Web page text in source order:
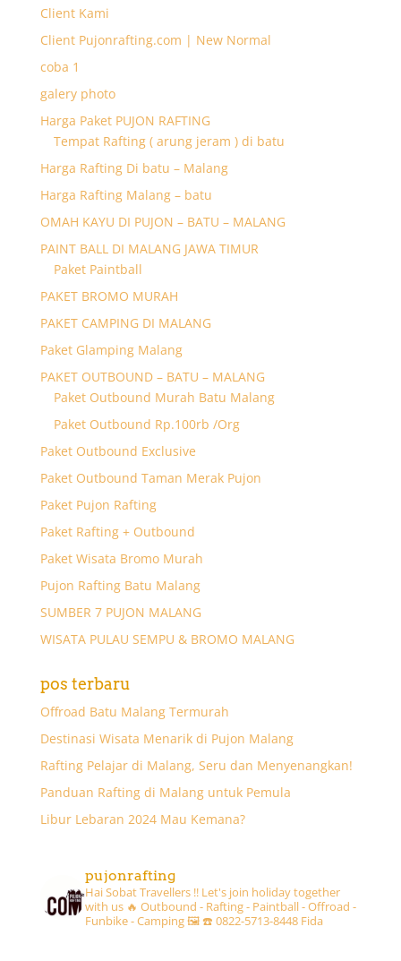
Client Kami
Client Pujonrafting.com | New Normal
coba 1
galery photo
Harga Paket PUJON RAFTING
Tempat Rafting ( arung jeram ) di batu
Harga Rafting Di batu – Malang
Harga Rafting Malang – batu
OMAH KAYU DI PUJON – BATU – MALANG
PAINT BALL DI MALANG JAWA TIMUR
Paket Paintball
PAKET BROMO MURAH
PAKET CAMPING DI MALANG
Paket Glamping Malang
PAKET OUTBOUND – BATU – MALANG
Paket Outbound Murah Batu Malang
Paket Outbound Rp.100rb /Org
Paket Outbound Exclusive
Paket Outbound Taman Merak Pujon
Paket Pujon Rafting
Paket Rafting + Outbound
Paket Wisata Bromo Murah
Pujon Rafting Batu Malang
SUMBER 7 PUJON MALANG
WISATA PULAU SEMPU & BROMO MALANG
pos terbaru
Offroad Batu Malang Termurah
Destinasi Wisata Menarik di Pujon Malang
Rafting Pelajar di Malang, Seru dan Menyenangkan!
Panduan Rafting di Malang untuk Pemula
Libur Lebaran 2024 Mau Kemana?
pujonrafting
Hai Sobat Travellers !! Let's join holiday together
with us 🔥 Outbound - Rafting - Paintball - Offroad -
Funbike - Camping 🖼☎️ 0822-5713-8448 Fida